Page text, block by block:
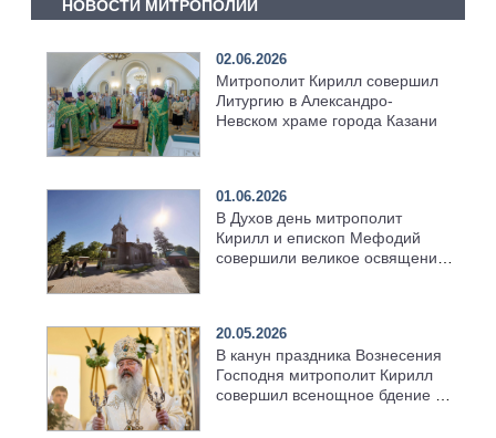
НОВОСТИ МИТРОПОЛИИ
02.06.2026
Митрополит Кирилл совершил
Литургию в Александро-
Невском храме города Казани
01.06.2026
В Духов день митрополит
Кирилл и епископ Мефодий
совершили великое освящение
20.05.2026
В канун праздника Вознесения
Господня митрополит Кирилл
совершил всенощное бдение в